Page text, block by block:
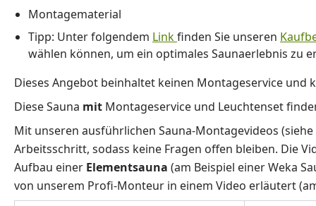
Montagematerial
Tipp: Unter folgendem Linkfinden Sie unseren
wählen können, um ein optimales Saunaerlebnis zu
Dieses Angebot beinhaltet keinen Montageservice und
Diese Sauna mit Montageservice und Leuchtenset
Mit unseren ausführlichen Sauna-Montagevideos (siehe
Arbeitsschritt, sodass keine Fragen offen bleiben. Die
Aufbau einer Elementsauna (am Beispiel einer Weka
von unserem Profi-Monteur in einem Video erläutert